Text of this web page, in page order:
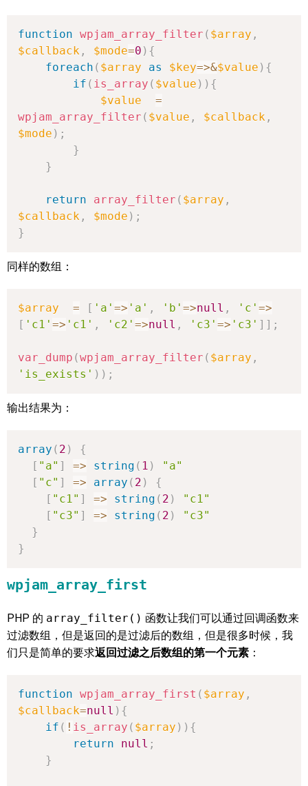
function wpjam_array_filter ( $array ,
$callback , $mode=0 ) {
foreach ( $array as $key=>&$value ) {
if ( is_array ( $value ) ) {
$value
=
wpjam_array_filter ( $value , $callback ,
$mode ) ;
}
}
return array_filter ( $array ,
$callback , $mode ) ;
}
同样的数组：
$array = [ 'a' => 'a' , 'b' =>null , 'c' =>
[ 'c1' => 'c1' , 'c2' =>null , 'c3' => 'c3' ] ] ;
var_dump (wpjam_array_filter ( $array ,
'is_exists' ) ) ;
输出结果为：
array ( 2 )
{
[ "a" ] => string ( 1 )
"a"
[ "c" ] => array ( 2 )
{
[ "c1" ] => string ( 2 )
"c1"
[ "c3" ] => string ( 2 )
"c3"
}
}
wpjam_array_first
PHP 的 array_filter() 函数让我们可以通过回调函数来
过滤数组，但是返回的是过滤后的数组，但是很多时候，我
们只是简单的要求返回过滤之后数组的第一个元素 ：
function wpjam_array_first ( $array ,
$callback=null ) {
if ( ! is_array ( $array ) ) {
return
null ;
}